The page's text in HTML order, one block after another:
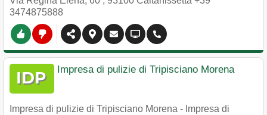
3474875888
Impresa di pulizie di Tripisciano Morena
Impresa di pulizie di Tripisciano Morena - Impresa di